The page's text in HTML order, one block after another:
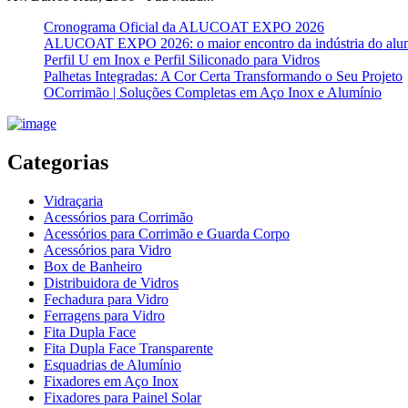
Cronograma Oficial da ALUCOAT EXPO 2026
ALUCOAT EXPO 2026: o maior encontro da indústria do
Perfil U em Inox e Perfil Siliconado para Vidros
Palhetas Integradas: A Cor Certa Transformando o Seu Projeto
OCorrimão | Soluções Completas em Aço Inox e Alumínio
Categorias
Vidraçaria
Acessórios para Corrimão
Acessórios para Corrimão e Guarda Corpo
Acessórios para Vidro
Box de Banheiro
Distribuidora de Vidros
Fechadura para Vidro
Ferragens para Vidro
Fita Dupla Face
Fita Dupla Face Transparente
Esquadrias de Alumínio
Fixadores em Aço Inox
Fixadores para Painel Solar